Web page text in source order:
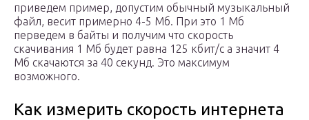
приведем пример, допустим обычный музыкальный
файл, весит примерно 4-5 Мб. При это 1 Мб
перведем в байты и получим что скорость
скачивания 1 Мб будет равна 125 кбит/с а значит 4
Мб скачаются за 40 секунд. Это максимум
возможного.
Как измерить скорость интернета